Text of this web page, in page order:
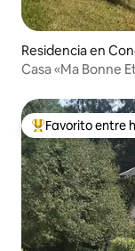
Residencia en
Casa «Ma Bonne
De los mejores
Favorito entre